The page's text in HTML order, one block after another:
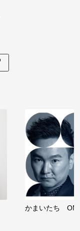
かまいたち